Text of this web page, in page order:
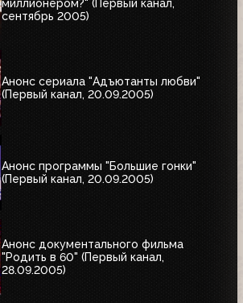
миллионером?" (Первый канал,
сентябрь 2005)
Анонс сериала "Адъютанты любви"
(Первый канал, 20.09.2005)
Анонс программы "Большие гонки"
(Первый канал, 20.09.2005)
Анонс документального фильма
"Родить в 60" (Первый канал,
28.09.2005)